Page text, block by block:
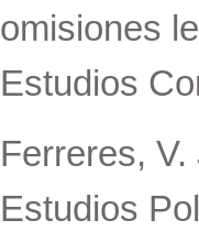
omisiones
Estudios
Ferreres,
Estudios